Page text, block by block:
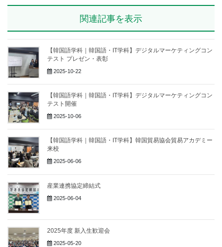
関連記事を表示
【韓国語学科｜韓国語・IT学科】デジタルマーケティングコン
テスト プレゼン・表彰
2025-10-22
【韓国語学科｜韓国語・IT学科】デジタルマーケティングコン
テスト開催
2025-10-06
【韓国語学科｜韓国語・IT学科】韓国貿易協会貿易アカデミー
来校
2025-06-06
産業連携協定締結式
2025-06-04
2025年度 新入生歓迎会
2025-05-20